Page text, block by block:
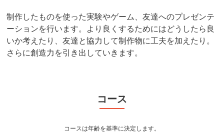
制作したものを使った実験やゲーム、友達へのプレゼンテ
ーションを行います。より良くするためにはどうしたら良
いか考えたり、友達と協力して制作物に工夫を加えたり。
さらに創造力を引き出していきます。
コース
コースは年齢を基準に決定します。